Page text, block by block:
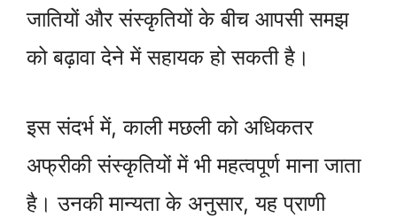
जातियों और संस्कृतियों के बीच आपसी समझ
को बढ़ावा देने में सहायक हो सकती है।
इस संदर्भ में, काली मछली को अधिकतर
अफ्रीकी संस्कृतियों में भी महत्वपूर्ण माना जाता
है। उनकी मान्यता के अनुसार, यह प्राणी